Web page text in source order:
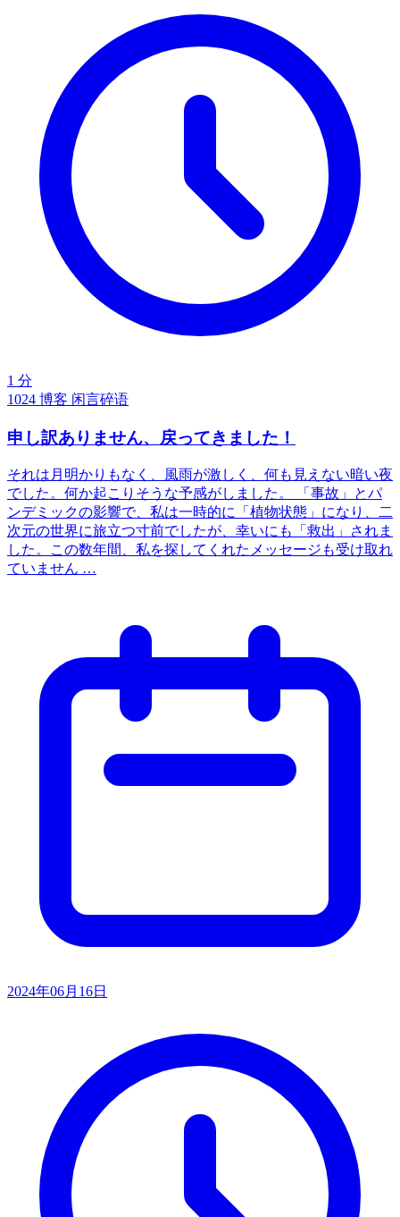
1 分
1024 博客 闲言碎语
申し訳ありません、戻ってきました！
それは月明かりもなく、風雨が激しく、何も見えない暗い夜
でした。何か起こりそうな予感がしました。 「事故」とパ
ンデミックの影響で、私は一時的に「植物状態」になり、二
次元の世界に旅立つ寸前でしたが、幸いにも「救出」されま
した。この数年間、私を探してくれたメッセージも受け取れ
ていません …
2024年06月16日